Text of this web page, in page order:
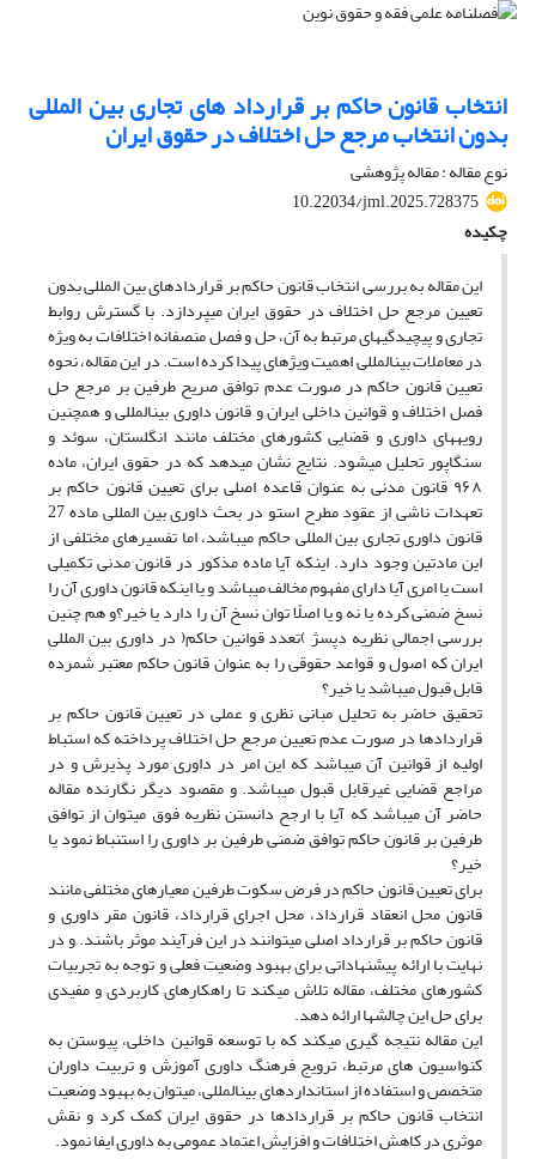
انتخاب قانون حاکم بر قرارداد های تجاری بین المللی
بدون انتخاب مرجع حل اختلاف در حقوق ایران
نوع مقاله : مقاله پژوهشی
10.22034/jml.2025.728375
چکیده
این مقاله به بررسی انتخاب قانون حاکم بر قراردادهای بین المللی بدون
تعیین مرجع حل اختلاف در حقوق ایران میپردازد. با گسترش روابط
تجاری و پیچیدگیهای مرتبط به آن، حل و فصل منصفانه اختلافات به ویژه
در معاملات بینالمللی اهمیت ویژهای پیدا کرده است. در این مقاله، نحوه
تعیین قانون حاکم در صورت عدم توافق صریح طرفین بر مرجع حل
فصل اختلاف و قوانین داخلی ایران و قانون داوری بینالمللی و همچنین
رویههای داوری و قضایی کشورهای مختلف مانند انگلستان، سوئد و
سنگاپور تحلیل میشود. نتایج نشان میدهد که در حقوق ایران، ماده
۹۶۸ قانون مدنی به عنوان قاعده اصلی برای تعیین قانون حاکم بر
تعهدات ناشی از عقود مطرح استو در بحث داوری بین المللی ماده 27
قانون داوری تجاری بین المللی حاکم میباشد، اما تفسیرهای مختلفی از
این مادتین وجود دارد. اینکه آیا ماده مذکور در قانون مدنی تکمیلی
است یا امری آیا دارای مفهوم مخالف میباشد و یا اینکه قانون داوری آن را
نسخ ضمنی کرده یا نه و یا اصلًا توان نسخ آن را دارد یا خیر؟و هم چنین
بررسی اجمالی نظریه دپسژ )تعدد قوانین حاکم( در داوری بین المللی
ایران که اصول و قواعد حقوقی را به عنوان قانون حاکم معتبر شمرده
قابل قبول میباشد یا خیر؟
تحقیق حاضر به تحلیل مبانی نظری و عملی در تعیین قانون حاکم بر
قراردادها در صورت عدم تعیین مرجع حل اختلاف پرداخته که استباط
اولیه از قوانین آن میباشد که این امر در داوری مورد پذیرش و در
مراجع قضایی غیرقابل قبول میباشد. و مقصود دیگر نگارنده مقاله
حاضر آن میباشد که آیا با ارجح دانستن نظریه فوق میتوان از توافق
طرفین بر قانون حاکم توافق ضمنی طرفین بر داوری را استنباط نمود یا
خیر؟
برای تعیین قانون حاکم در فرض سکوت طرفین معیارهای مختلفی مانند
قانون محل انعقاد قرارداد، محل اجرای قرارداد، قانون مقر داوری و
قانون حاکم بر قرارداد اصلی میتوانند در این فرآیند موثر باشند. و در
نهایت با ارائه پیشنهاداتی برای بهبود وضعیت فعلی و توجه به تجربیات
کشورهای مختلف، مقاله تلاش میکند تا راهکارهای کاربردی و مفیدی
برای حل این چالشها ارائه دهد.
این مقاله نتیجه گیری میکند که با توسعه قوانین داخلی، پیوستن به
کنواسیون های مرتبط، ترویج فرهنگ داوری آموزش و تربیت داوران
متخصص و استفاده از استانداردهای بینالمللی، میتوان به بهبود وضعیت
انتخاب قانون حاکم بر قراردادها در حقوق ایران کمک کرد و نقش
موثری در کاهش اختلافات و افزایش اعتماد عمومی به داوری ایفا نمود.